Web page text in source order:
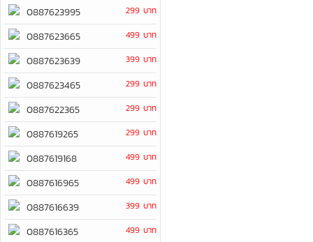
0887623995 299 บาท
0887623665 499 บาท
0887623639 399 บาท
0887623465 299 บาท
0887622365 299 บาท
0887619265 299 บาท
0887619168 499 บาท
0887616965 499 บาท
0887616639 399 บาท
0887616365 499 บาท